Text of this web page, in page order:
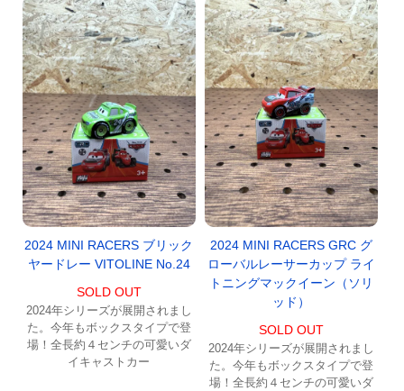
2024 MINI RACERS ブリック
ヤードレー VITOLINE No.24
SOLD OUT
2024年シリーズが展開されまし
た。今年もボックスタイプで登
場！全長約４センチの可愛いダ
イキャストカー
2024 MINI RACERS GRC グ
ローバルレーサーカップ ライ
トニングマックイーン（ソリ
ッド）
SOLD OUT
2024年シリーズが展開されまし
た。今年もボックスタイプで登
場！全長約４センチの可愛いダ